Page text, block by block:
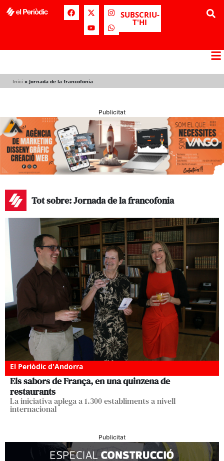
SUBSCRIU-
T'HI
Inici » Jornada de la francofonia
Publicitat
Tot sobre: Jornada de la francofonia
El Periòdic d'Andorra
Els sabors de França, en una quinzena de
restaurants
La iniciativa aplega a 1.300 establiments a nivell
internacional
Publicitat